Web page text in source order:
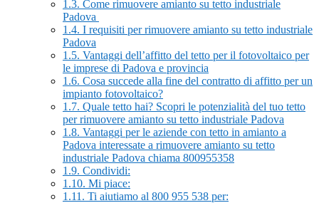
1.3. Come rimuovere amianto su tetto industriale
Padova
1.4. I requisiti per rimuovere amianto su tetto industriale
Padova
1.5. Vantaggi dell’affitto del tetto per il fotovoltaico per
le imprese di Padova e provincia
1.6. Cosa succede alla fine del contratto di affitto per un
impianto fotovoltaico?
1.7. Quale tetto hai? Scopri le potenzialità del tuo tetto
per rimuovere amianto su tetto industriale Padova
1.8. Vantaggi per le aziende con tetto in amianto a
Padova interessate a rimuovere amianto su tetto
industriale Padova chiama 800955358
1.9. Condividi:
1.10. Mi piace:
1.11. Ti aiutiamo al 800 955 538 per: